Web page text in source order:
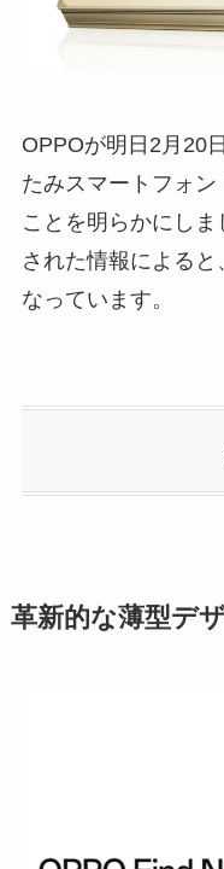
OPPOが明日2月20
たみスマートフォ
ことを明らかにし
された情報による
なっています。
革新的な薄型デ